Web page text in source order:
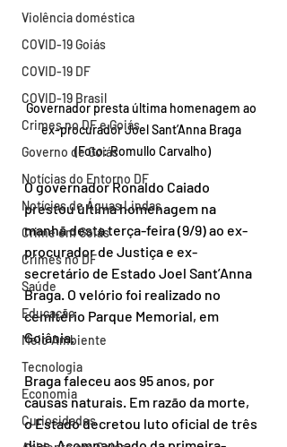
Violência doméstica
COVID-19 Goiás
COVID-19 DF
COVID-19 Brasil
Crimes no DF e Goiás
Governo de Goiás
Notícias do Entorno DF
Notícias de Águas Lindas
Crime em Goiás
Crimes no DF
Saúde
Educação
Meio Ambiente
Tecnologia
Economia
Curiosidades
Governador presta última homenagem ao
ex-procurador Joel Sant’Anna Braga
(Foto: Romullo Carvalho)
O governador Ronaldo Caiado
prestou última homenagem na
manhã desta terça-feira (9/9) ao ex-
procurador de Justiça e ex-
secretário de Estado Joel Sant’Anna
Braga. O velório foi realizado no
cemitério Parque Memorial, em
Goiânia.
Braga faleceu aos 95 anos, por
causas naturais. Em razão da morte,
o Estado decretou luto oficial de três